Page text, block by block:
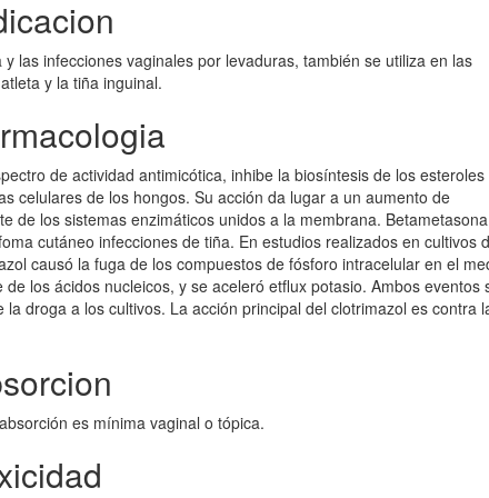
las infecciones vaginales por levaduras, también se utiliza en las
y la tiña inguinal.
de actividad antimicótica, inhibe la biosíntesis de los esteroles
celulares de los hongos. Su acción da lugar a un aumento de
de los sistemas enzimáticos unidos a la membrana.
cutáneo infecciones de tiña. En estudios realizados en cultivos
causó la fuga de los compuestos de fósforo intracelular en el
los ácidos nucleicos, y se aceleró etflux potasio. Ambos eventos
droga a los cultivos. La acción principal del clotrimazol es contra
es mínima vaginal o tópica.